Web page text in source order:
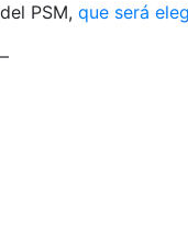
del PSM, que será
–